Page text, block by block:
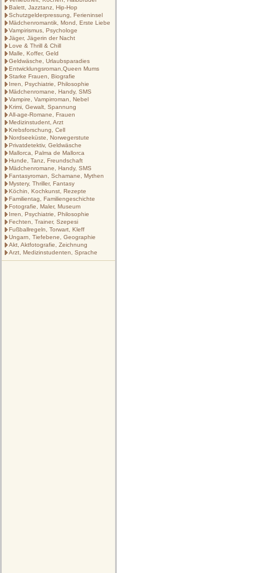
Balett, Jazztanz, Hip-Hop
Schutzgelderpressung, Ferieninsel
Mädchenromantik, Mond, Erste Liebe
Vampirismus, Psychologe
Jäger, Jägerin der Nacht
Love & Thrill & Chill
Malle, Koffer, Geld
Geldwäsche, Urlaubsparadies
Entwicklungsroman,Queen Mums
Starke Frauen, Biografie
Irren, Psychiatrie, Philosophie
Mädchenromane, Handy, SMS
Vampire, Vampirroman, Nebel
Krimi, Gewalt, Spannung
All-age-Romane, Frauen
Medizinstudent, Arzt
Krebsforschung, Cell
Nordseeküste, Norwegerstute
Privatdetektiv, Geldwäsche
Mallorca, Palma de Mallorca
Hunde, Tanz, Freundschaft
Mädchenromane, Handy, SMS
Fantasyroman, Schamane, Mythen
Mystery, Thriller, Fantasy
Köchin, Kochkunst, Rezepte
Familientag, Familiengeschichte
Fotografie, Maler, Museum
Irren, Psychiatrie, Philosophie
Fechten, Trainer, Szepesi
Fußballregeln, Torwart, Kleff
Ungarn, Tiefebene, Geographie
Akt, Aktfotografie, Zeichnung
Arzt, Medizinstudenten, Sprache